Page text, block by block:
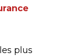
plus